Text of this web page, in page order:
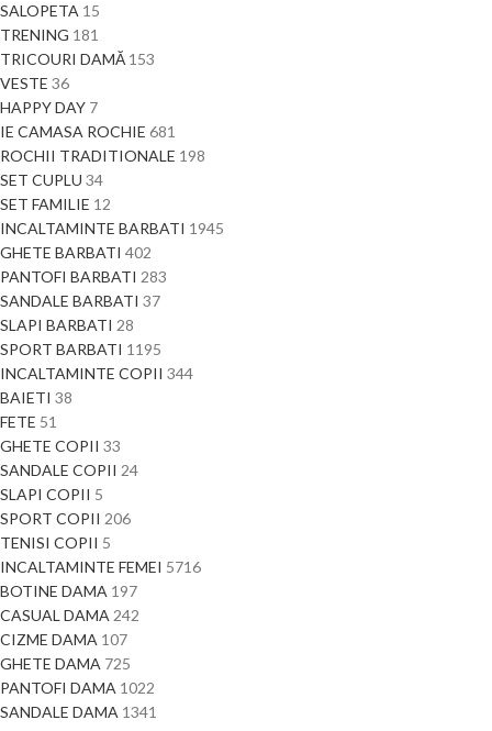
SALOPETA 15
TRENING 181
TRICOURI DAMĂ 153
VESTE 36
HAPPY DAY 7
IE CAMASA ROCHIE 681
ROCHII TRADITIONALE 198
SET CUPLU 34
SET FAMILIE 12
INCALTAMINTE BARBATI 1945
GHETE BARBATI 402
PANTOFI BARBATI 283
SANDALE BARBATI 37
SLAPI BARBATI 28
SPORT BARBATI 1195
INCALTAMINTE COPII 344
BAIETI 38
FETE 51
GHETE COPII 33
SANDALE COPII 24
SLAPI COPII 5
SPORT COPII 206
TENISI COPII 5
INCALTAMINTE FEMEI 5716
BOTINE DAMA 197
CASUAL DAMA242
CIZME DAMA 107
GHETE DAMA 725
PANTOFI DAMA 1022
SANDALE DAMA 1341